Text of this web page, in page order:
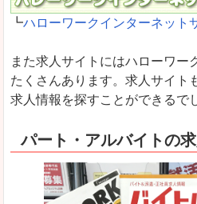
┗ハローワークインターネット
また求人サイトにはハローワー
たくさんあります。求人サイト
求人情報を探すことができるで
パート・アルバイトの